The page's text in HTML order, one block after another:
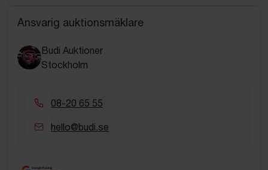
Ansvarig auktionsmäklare
Budi Auktioner
Stockholm
08-20 65 55
hello@budi.se
Google Rating